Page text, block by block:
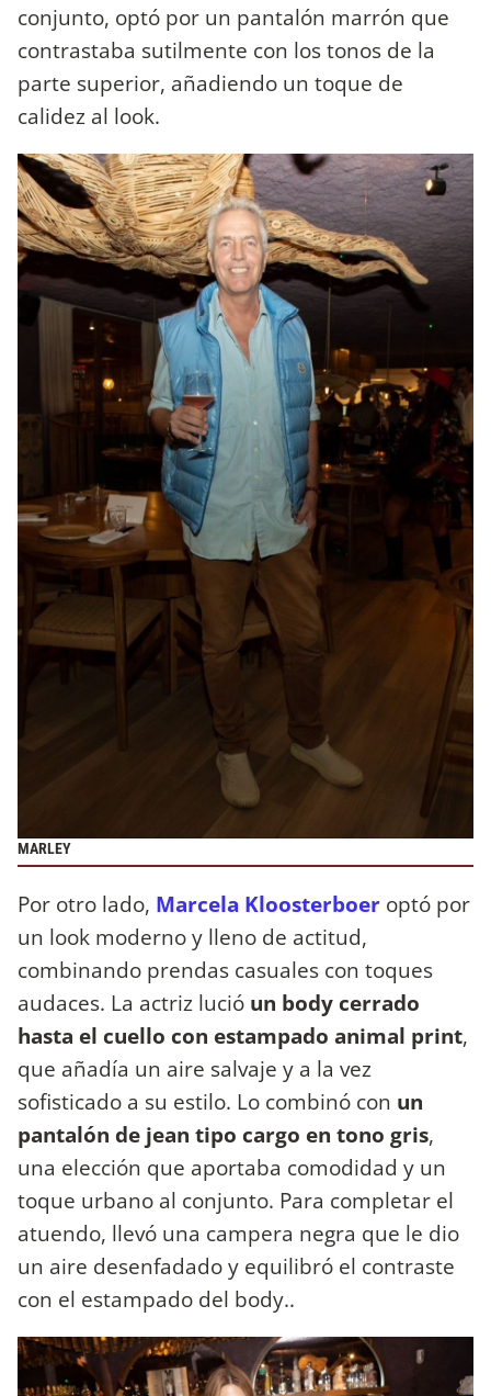
conjunto, optó por un pantalón marrón que
contrastaba sutilmente con los tonos de la
parte superior, añadiendo un toque de
calidez al look.
MARLEY
Por otro lado, Marcela Kloosterboer optó por
un look moderno y lleno de actitud,
combinando prendas casuales con toques
audaces. La actriz lució un body cerrado
hasta el cuello con estampado animal print,
que añadía un aire salvaje y a la vez
sofisticado a su estilo. Lo combinó con un
pantalón de jean tipo cargo en tono gris,
una elección que aportaba comodidad y un
toque urbano al conjunto. Para completar el
atuendo, llevó una campera negra que le dio
un aire desenfadado y equilibró el contraste
con el estampado del body..